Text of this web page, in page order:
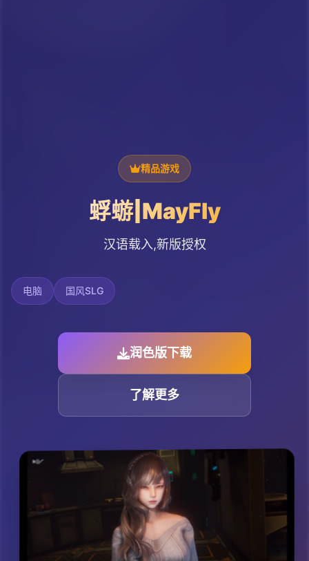
精品游戏
蜉蝣|MayFly
汉语载入,新版授权
电脑 国风SLG
润色版下载
了解更多